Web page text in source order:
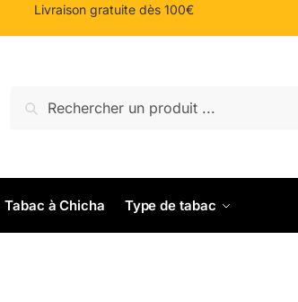
Livraison gratuite dès 100€
pour :
Tabac à Chicha Type de tabac